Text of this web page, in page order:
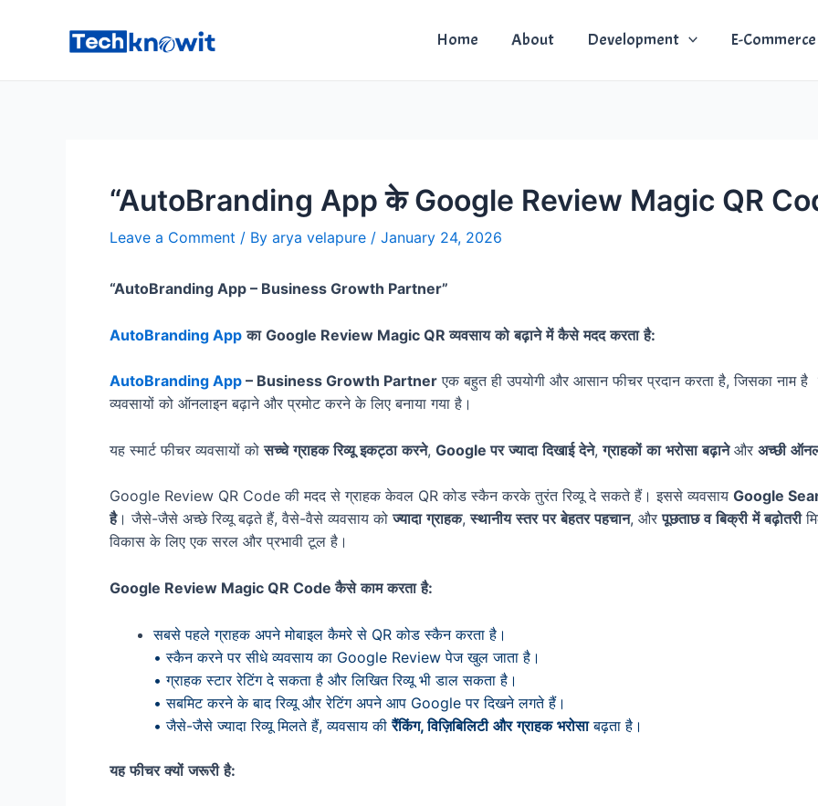
Home About Development E-Commerce
“AutoBranding App के Google Review Magic QR
Leave a Comment / By arya velapure / January 24, 2026
“AutoBranding App – Business Growth Partner”
AutoBranding App का Google Review Magic QRव्यवसाय को बढ़ाने में कैसे मदद करता है:
AutoBranding App – Business Growth Partner एक बहुत ही उपयोगी और आसान फीचर प्रदान करता है, जिसका नाम है
व्यवसायों को ऑनलाइन बढ़ाने और प्रमोट करने के लिए बनाया गया है।
यह स्मार्ट फीचर व्यवसायों कोसच्चे ग्राहक रिव्यू इकट्ठा करने, Googleपर ज्यादा दिखाई देने,ग्राहकों का भरोसा बढ़ानेऔर अच्छी
Google Review QR Code की मदद से ग्राहक केवल QR कोड स्कैन करके तुरंत रिव्यू दे सकते हैं। इससे व्यवसाय Google
है। जैसे-जैसे अच्छे रिव्यू बढ़ते हैं, वैसे-वैसे व्यवसाय कोज्यादा ग्राहक,स्थानीय स्तर पर बेहतर पहचान, औरपूछताछ व बिक्री में बढ़ोतरी
विकास के लिए एक सरल और प्रभावी टूल है।
Google Review Magic QR Codeकैसे काम करता है:
सबसे पहले ग्राहक अपने मोबाइल कैमरे से QR कोड स्कैन करता है।
• स्कैन करने पर सीधे व्यवसाय का Google Review पेज खुल जाता है।
• ग्राहक स्टार रेटिंग दे सकता है और लिखित रिव्यू भी डाल सकता है।
• सबमिट करने के बाद रिव्यू और रेटिंग अपने आप Google पर दिखने लगते हैं।
• जैसे-जैसे ज्यादा रिव्यू मिलते हैं, व्यवसाय कीरैंकिंग,विज़िबिलिटी और ग्राहक भरोसाबढ़ता है।
यह फीचर क्यों जरूरी है: